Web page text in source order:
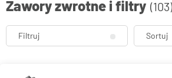
Zawory zwrotne i filtry (103)
Filtruj Sortuj